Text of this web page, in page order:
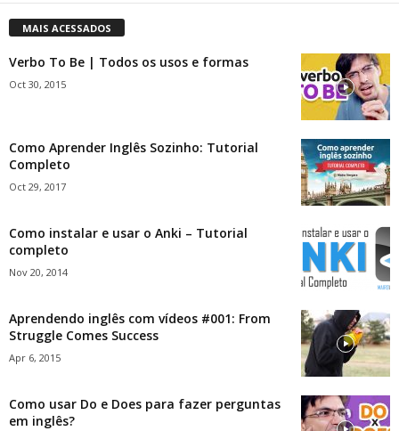
MAIS ACESSADOS
Verbo To Be | Todos os usos e formas
Oct 30, 2015
Como Aprender Inglês Sozinho: Tutorial
Completo
Oct 29, 2017
Como instalar e usar o Anki – Tutorial
completo
Nov 20, 2014
Aprendendo inglês com vídeos #001: From
Struggle Comes Success
Apr 6, 2015
Como usar Do e Does para fazer perguntas
em inglês?